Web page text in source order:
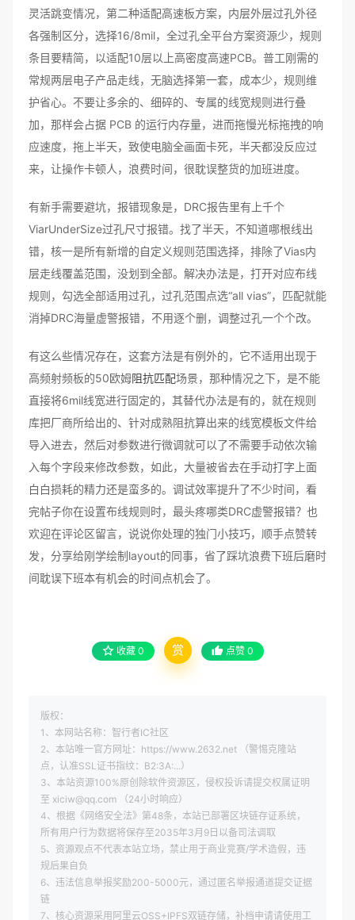
灵活跳变情况，第二种适配高速板方案，内层外层过孔外径
各强制区分，选择16/8mil，全过孔全平台方案资源少，规则
条目要精简，以适配10层以上高密度高速PCB。普工刚需的
常规两层电子产品走线，无脑选择第一套，成本少，规则维
护省心。不要让多余的、细碎的、专属的线宽规则进行叠
加，那样会占据 PCB 的运行内存量，进而拖慢光标拖拽的响
应速度，拖上半天，致使电脑全画面卡死，半天都没反应过
来，让操作卡顿人，浪费时间，很耽误整货的加班进度。
有新手需要避坑，报错现象是，DRC报告里有上千个
ViarUnderSize过孔尺寸报错。找了半天，不知道哪根线出
错，核一是所有新增的自定义规则范围选择，排除了Vias内
层走线覆盖范围，没划到全部。解决办法是，打开对应布线
规则，勾选全部适用过孔，过孔范围点选“all vias”，匹配就能
消掉DRC海量虚警报错，不用逐个删，调整过孔一个个改。
有这么些情况存在，这套方法是有例外的，它不适用出现于
高频射频板的50欧姆阻抗匹配场景，那种情况之下，是不能
直接将6mil线宽进行固定的，其替代办法是有的，就在规则
库把厂商所给出的、针对成熟阻抗算出来的线宽模板文件给
导入进去，然后对参数进行微调就可以了不需要手动依次输
入每个字段来修改参数，如此，大量被省去在手动打字上面
白白损耗的精力还是蛮多的。调试效率提升了不少时间，看
完帖子你在设置布线规则时，最头疼哪类DRC虚警报错？也
欢迎在评论区留言，说说你处理的独门小技巧，顺手点赞转
发，分享给刚学绘制layout的同事，省了踩坑浪费下班后磨时
间耽误下班本有机会的时间点机会了。
收藏 0 赏 点赞 0
版权：
1、本网站名称：智行者IC社区
2、本站唯一官方网址：https://www.2632.net （警惕克隆站
点，认准SSL证书指纹：B2:3A:...）
3、本站资源100%原创除软件资源区，侵权投诉请提交权属证明
至 xiciw@qq.com （24小时响应）
4、根据《网络安全法》第48条，本站已部署区块链存证系统，
所有用户行为数据将保存至2035年3月9日以备司法调取
5、资源观点不代表本站立场，禁止用于商业竞赛/学术造假，违
规后果自负
6、违法信息举报奖励200-5000元，通过匿名举报通道提交证据
链
7、核心资源采用阿里云OSS+IPFS双链存储，补档申请请使用工